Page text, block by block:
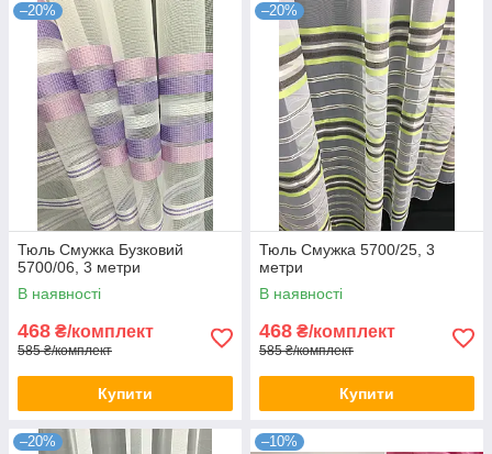
–20%
Тюль Смужка Бузковий
5700/06, 3 метри
В наявності
468 ₴/комплект
585 ₴/комплект
Купити
–20%
Тюль Смужка 5700/25, 3
метри
В наявності
468 ₴/комплект
585 ₴/комплект
Купити
–20% –10%